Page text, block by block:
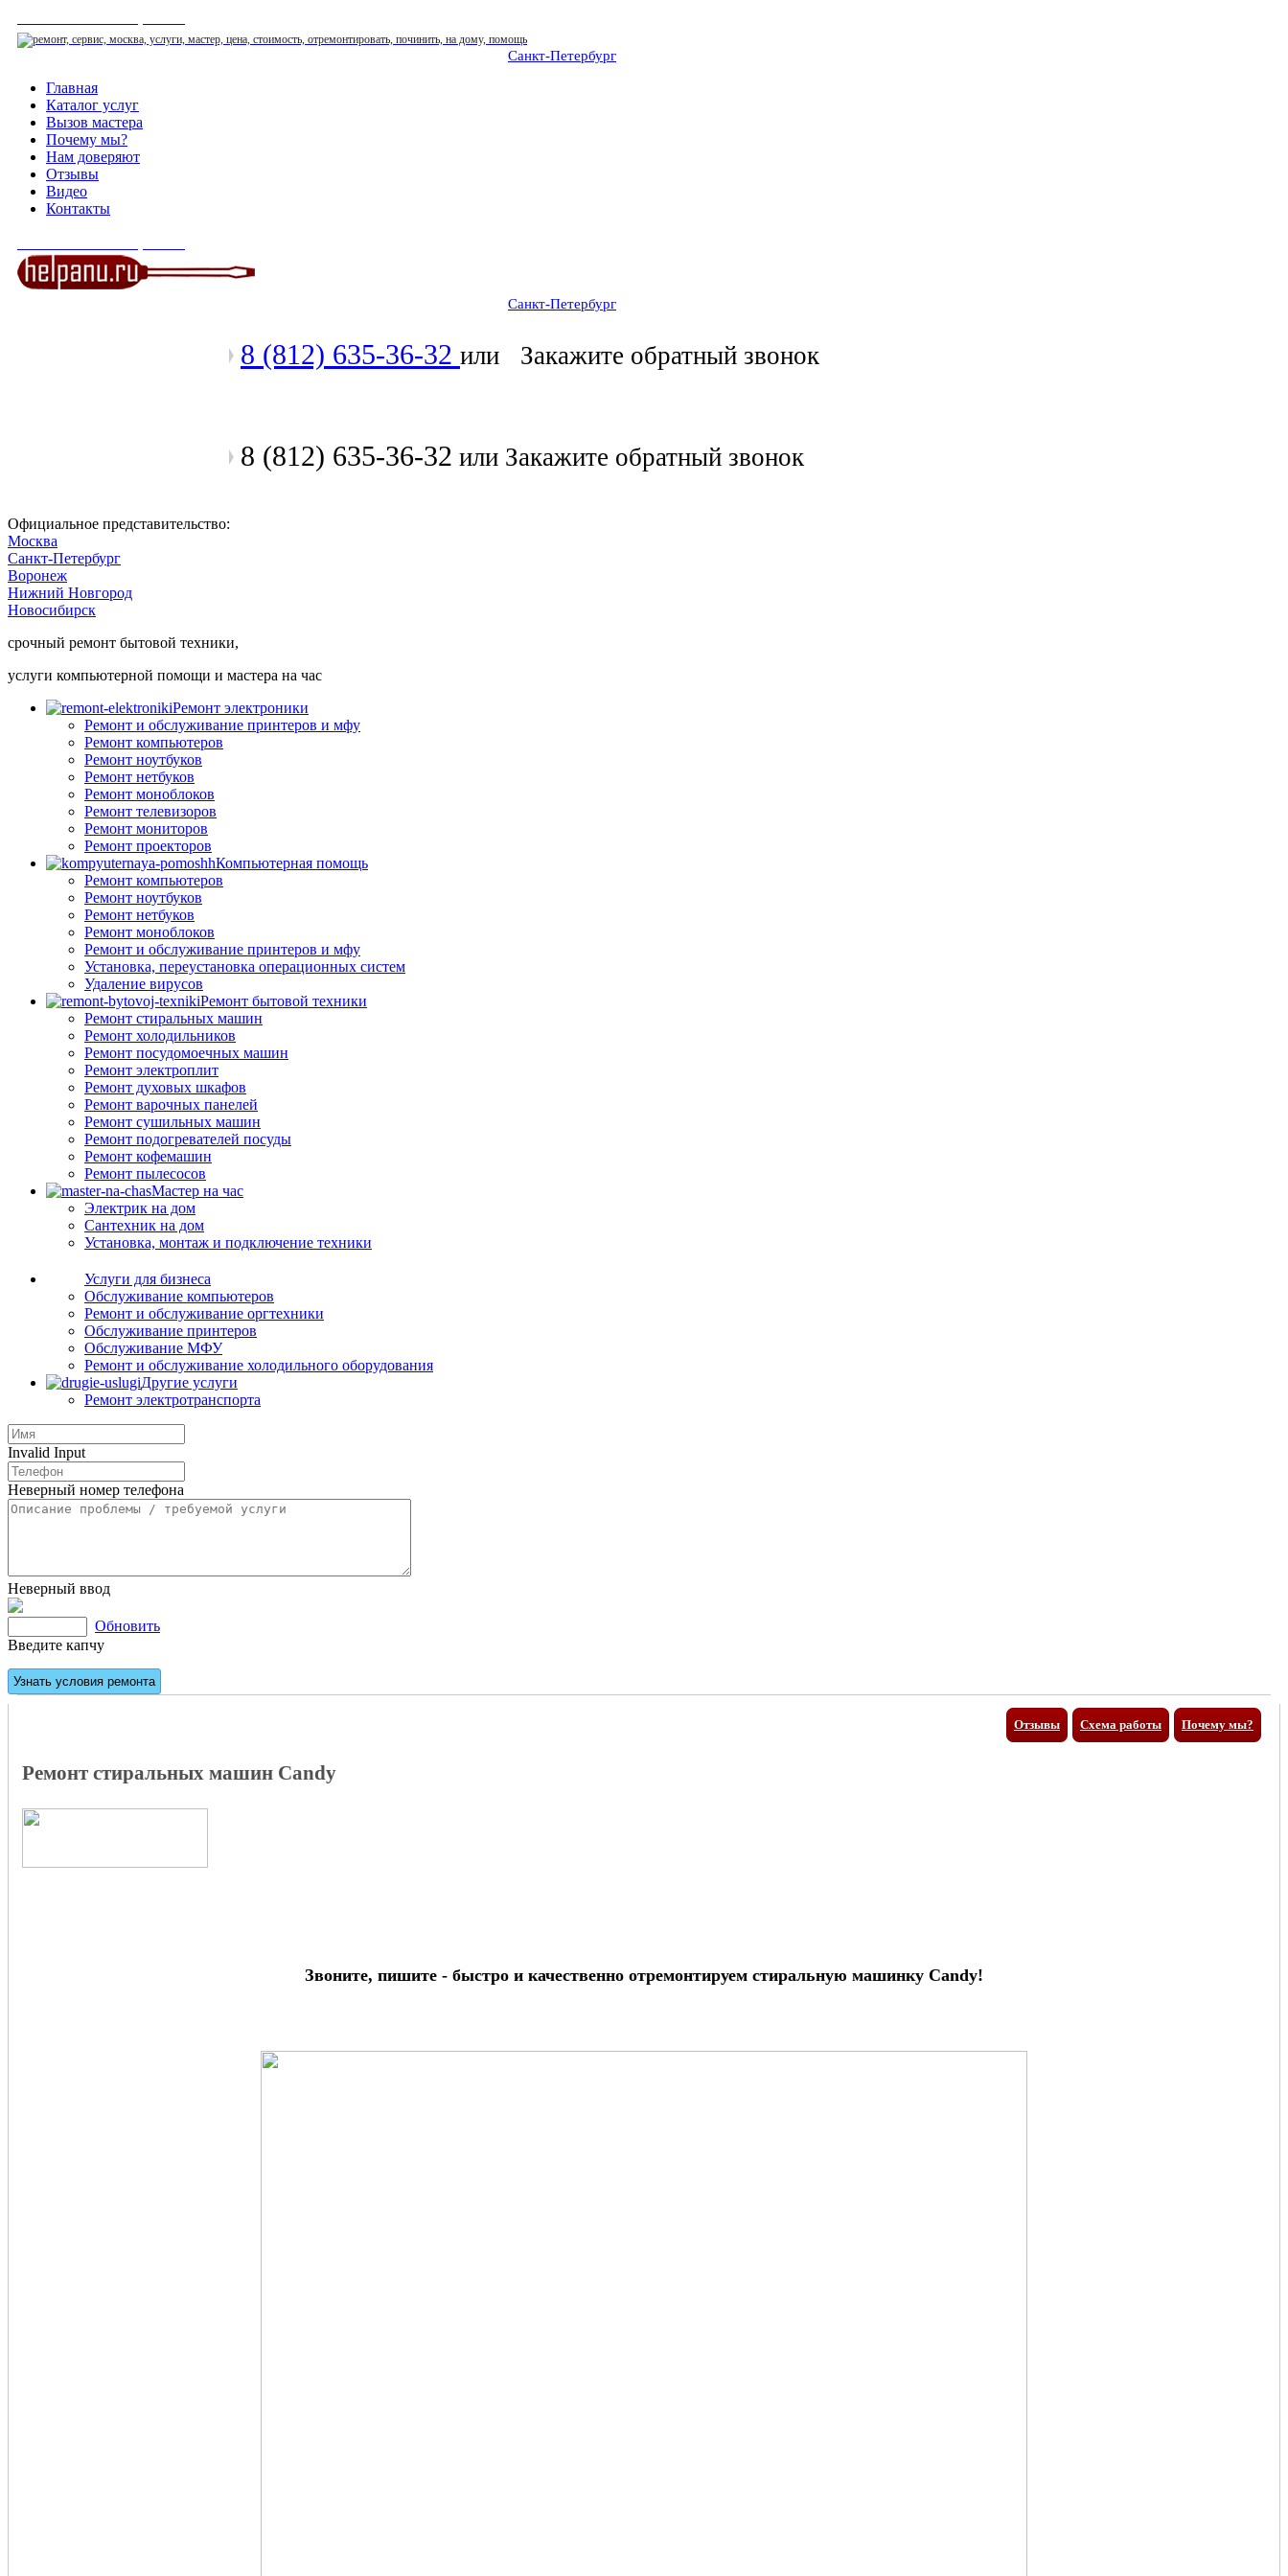
Санкт-Петербург
Главная
Каталог услуг
Вызов мастера
Почему мы?
Нам доверяют
Отзывы
Видео
Контакты
Санкт-Петербург
8 (812) 635-36-32 или Закажите обратный звонок
8 (812) 635-36-32 или Закажите обратный звонок
Официальное представительство:
Москва
Санкт-Петербург
Воронеж
Нижний Новгород
Новосибирск
срочный ремонт бытовой техники,
услуги компьютерной помощи и мастера на час
Ремонт электроники
Ремонт и обслуживание принтеров и мфу
Ремонт компьютеров
Ремонт ноутбуков
Ремонт нетбуков
Ремонт моноблоков
Ремонт телевизоров
Ремонт мониторов
Ремонт проекторов
Компьютерная помощь
Ремонт компьютеров
Ремонт ноутбуков
Ремонт нетбуков
Ремонт моноблоков
Ремонт и обслуживание принтеров и мфу
Установка, переустановка операционных систем
Удаление вирусов
Ремонт бытовой техники
Ремонт стиральных машин
Ремонт холодильников
Ремонт посудомоечных машин
Ремонт электроплит
Ремонт духовых шкафов
Ремонт варочных панелей
Ремонт сушильных машин
Ремонт подогревателей посуды
Ремонт кофемашин
Ремонт пылесосов
Мастер на час
Электрик на дом
Сантехник на дом
Установка, монтаж и подключение техники
Услуги для бизнеса
Обслуживание компьютеров
Ремонт и обслуживание оргтехники
Обслуживание принтеров
Обслуживание МФУ
Ремонт и обслуживание холодильного оборудования
Другие услуги
Ремонт электротранспорта
Invalid Input
Неверный номер телефона
Неверный ввод
Обновить
Введите капчу
Отзывы Почему мы?
Схема работы
Ремонт стиральных машин Candy
Звоните, пишите - быстро и качественно отремонтируем стиральную машинку Candy!